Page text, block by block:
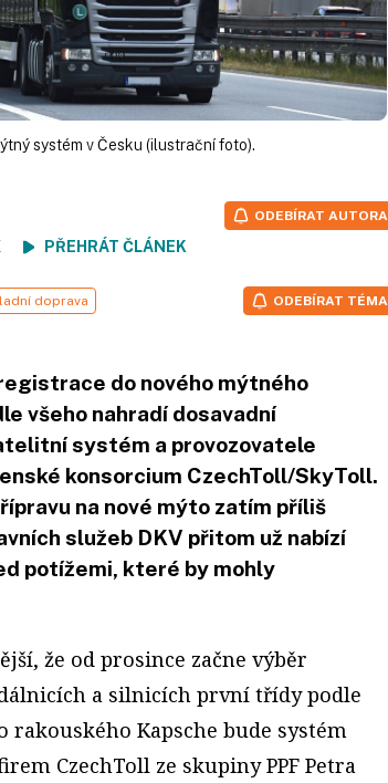
systém v Česku (ilustrační foto).
PŘEHRÁT ČLÁNEK
ODEBÍRAT AUTORA
doprava ODEBÍRAT TÉMA
do nového mýtného
všeho nahradí dosavadní
systém a provozovatele
konsorcium CzechToll/SkyToll.
na nové mýto zatím příliš
služeb DKV přitom už nabízí
potížemi, které by mohly
že od prosince začne výběr
a silnicích první třídy podle
rakouského Kapsche bude systém
CzechToll ze skupiny PPF Petra